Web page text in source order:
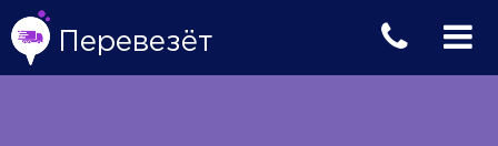
Перевезёт